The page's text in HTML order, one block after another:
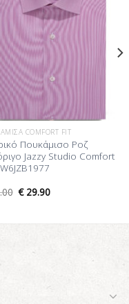
COMFORT FIT
Πουκάμισο Ροζ
Jazzy Studio Comfort
€29.90